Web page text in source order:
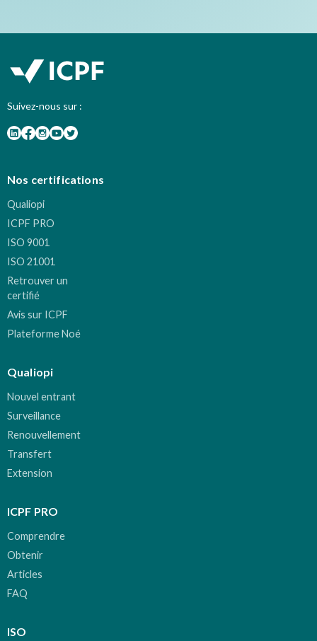
Suivez-nous sur :
Nos certifications
Qualiopi
ICPF PRO
ISO 9001
ISO 21001
Retrouver un
certifié
Avis sur ICPF
Plateforme Noé
Qualiopi
Nouvel entrant
Surveillance
Renouvellement
Transfert
Extension
ICPF PRO
Comprendre
Obtenir
Articles
FAQ
ISO